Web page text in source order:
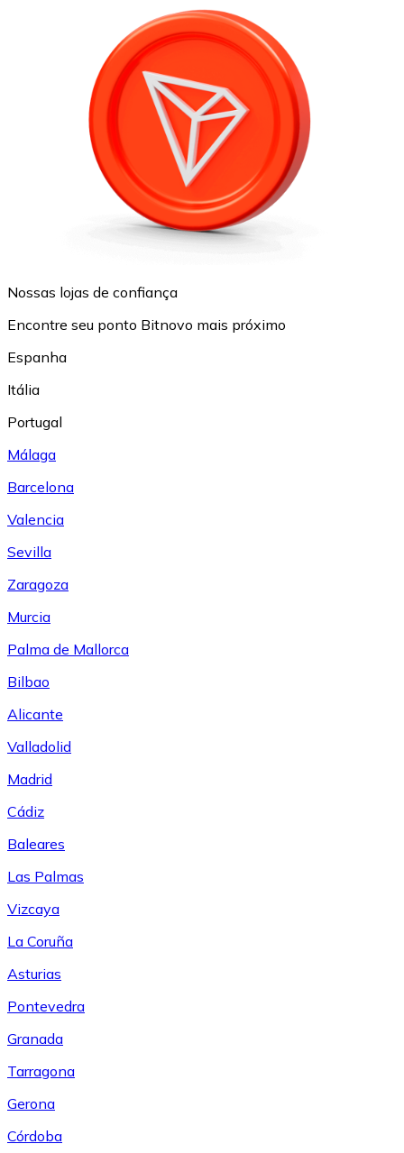
Nossas lojas de confiança
Encontre seu ponto Bitnovo mais próximo
Espanha
Itália
Portugal
Málaga
Barcelona
Valencia
Sevilla
Zaragoza
Murcia
Palma de Mallorca
Bilbao
Alicante
Valladolid
Madrid
Cádiz
Baleares
Las Palmas
Vizcaya
La Coruña
Asturias
Pontevedra
Granada
Tarragona
Gerona
Córdoba